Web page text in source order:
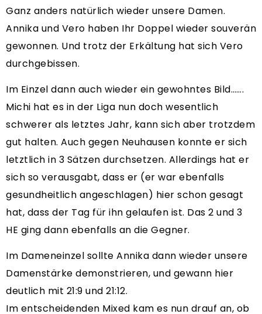
Ganz anders natürlich wieder unsere Damen.
Annika und Vero haben Ihr Doppel wieder souverän
gewonnen. Und trotz der Erkältung hat sich Vero
durchgebissen.
Im Einzel dann auch wieder ein gewohntes Bild…….
Michi hat es in der Liga nun doch wesentlich
schwerer als letztes Jahr, kann sich aber trotzdem
gut halten. Auch gegen Neuhausen konnte er sich
letztlich in 3 Sätzen durchsetzen. Allerdings hat er
sich so verausgabt, dass er (er war ebenfalls
gesundheitlich angeschlagen) hier schon gesagt
hat, dass der Tag für ihn gelaufen ist. Das 2 und 3
HE ging dann ebenfalls an die Gegner.
Im Dameneinzel sollte Annika dann wieder unsere
Damenstärke demonstrieren, und gewann hier
deutlich mit 21:9 und 21:12.
Im entscheidenden Mixed kam es nun drauf an, ob